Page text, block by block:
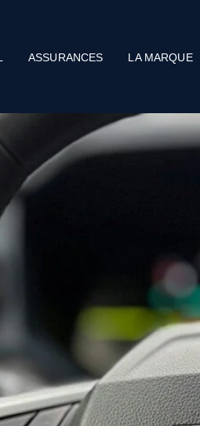
ASSURANCES LA MARQUE